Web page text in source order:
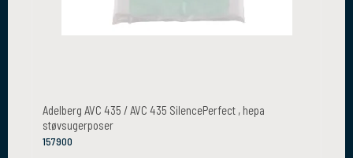
Adelberg AVC 435 / AVC 435 SilencePerfect , hepa
støvsugerposer
157900